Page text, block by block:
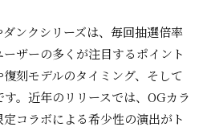
ンクシリーズは、毎回抽選倍率
ザーの多くが注目するポイント
刻モデルのタイミング、そして
。近年のリリースでは、OGカラ
コラボによる希少性の演出がト